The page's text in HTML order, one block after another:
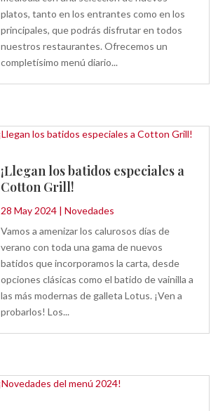
platos, tanto en los entrantes como en los
principales, que podrás disfrutar en todos
nuestros restaurantes. Ofrecemos un
completísimo menú diario...
¡Llegan los batidos especiales a
Cotton Grill!
28 May 2024| Novedades
Vamos a amenizar los calurosos días de
verano con toda una gama de nuevos
batidos que incorporamos la carta, desde
opciones clásicas como el batido de vainilla a
las más modernas de galleta Lotus. ¡Ven a
probarlos! Los...